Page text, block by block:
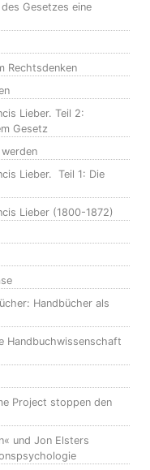
Gesetzes eine
Rechtsdenken
Lieber. Teil 2:
Gesetz
Lieber. Teil 1: Die
Lieber (1800-1872)
Handbücher als
Handbuchwissenschaft
Project stoppen den
und Jon Elsters